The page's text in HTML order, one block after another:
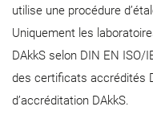
utilise une procédure
Uniquement les
DAkkS selon DIN EN
des certificats accrédités
d’accréditation DAkkS.